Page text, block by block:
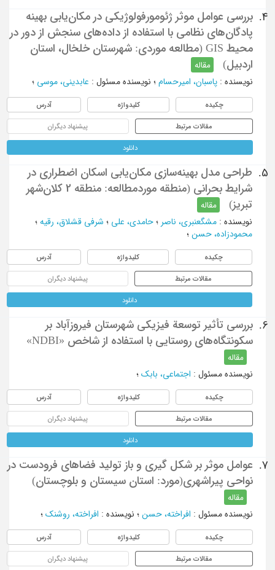
4.
بررسی عوامل موثر ژئومورفولوژیکی در مکان‌یابی بهینه
پادگان‌های نظامی با استفاده از داده‌های سنجش از دور در
محیط GIS (مطالعه موردی: شهرستان خلخال، استان
اردبیل)
مقاله
نویسنده: پاسبان، امیرحسام؛ نویسنده مسئول : عابدینی، موسی ؛
چکیده کلیدواژه آدرس
مقالات مرتبط پیشنهاد دیگران
دانلود
5.
طراحی مدل بهینه‌سازی مکان‌یابی اسکان اضطراری در
شرایط بحرانی (منطقه موردمطالعه: منطقه 2 کلان‎‌شهر
تبریز)
مقاله
نویسنده: مشگعنبری، ناصر؛ حامدی، علی ؛ شرفی قشلاق، رقیه؛
محمودزاده، حسن؛
چکیده کلیدواژه آدرس
مقالات مرتبط پیشنهاد دیگران
دانلود
6.
بررسی تأثیر توسعة فیزیکی شهرستان فیروزآباد بر
سکونتگاه‌های روستایی با استفاده از شاخص «NDBI»
مقاله
نویسنده مسئول : اجتماعی، بابک؛
چکیده کلیدواژه آدرس
مقالات مرتبط پیشنهاد دیگران
دانلود
7.
عوامل موثر بر شکل گیری و باز تولید فضا‌های فرودست در
نواحی پیراشهری(مورد: استان سیستان و بلوچستان)
مقاله
نویسنده مسئول : افراخته، حسن؛ نویسنده: افراخته، روشنک؛
چکیده کلیدواژه آدرس
مقالات مرتبط پیشنهاد دیگران